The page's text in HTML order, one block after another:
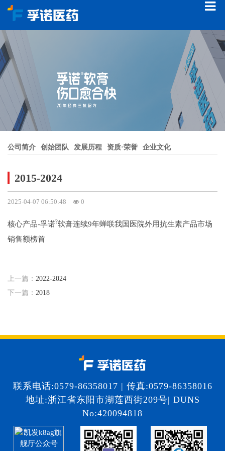
公司简介 创始团队 发展历程 资质·荣誉 企业文化
2015-2024
2025-04-07 06:50:48 0
核心产品-孚诺?软膏连续9年蝉联我国医院外用抗生素产品市场
销售额榜首
上一篇： 2022-2024
下一篇： 2018
联系电话:0579-86358017 | 传真:0579-86358016
地址:浙江省东阳市湖莲西街209号| DUNS
No:420094818